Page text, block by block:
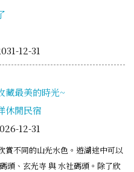
12-31
藏最美的時光~
休閒民宿
12-31
賞不同的山光水色。遊湖途中可以
頭、玄光寺 與 水社碼頭。除了欣